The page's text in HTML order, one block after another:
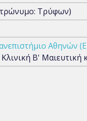
Τρύφων)
Αθηνών
Β'